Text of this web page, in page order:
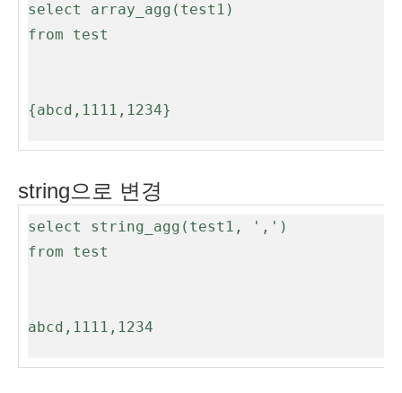
select array_agg(test1)
from test
{abcd,1111,1234}
string으로 변경
select string_agg(test1, ',')
from test
abcd,1111,1234